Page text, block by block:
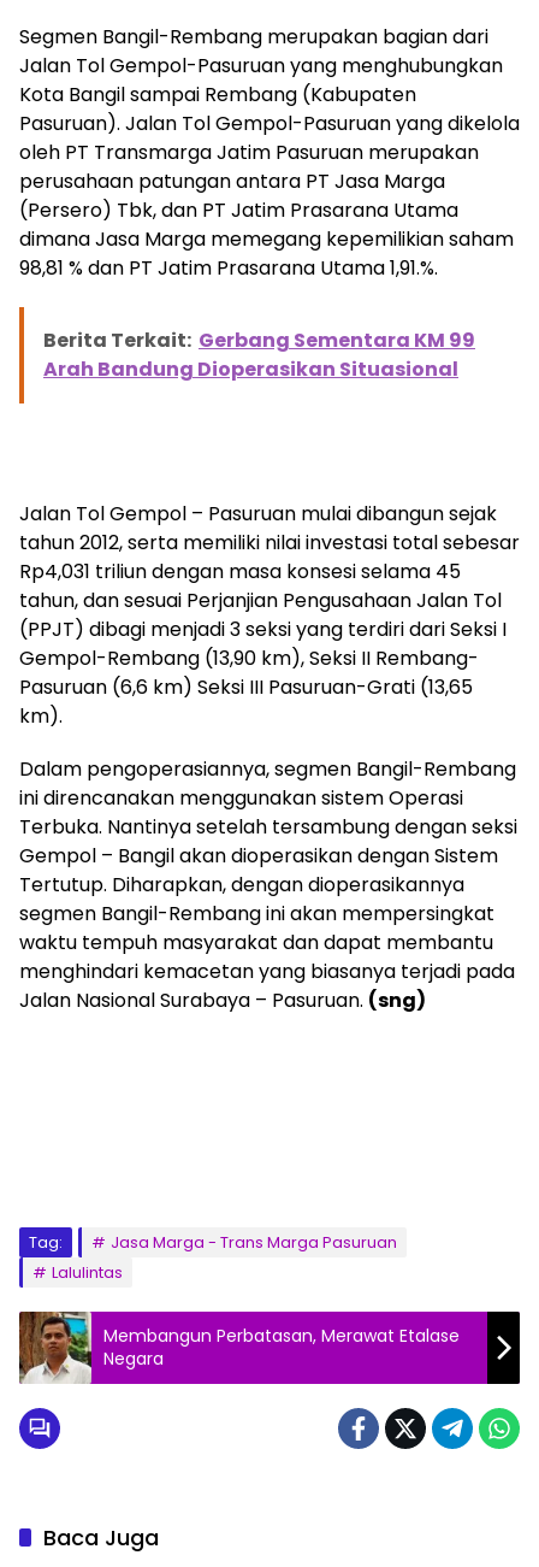
Segmen Bangil-Rembang merupakan bagian dari
Jalan Tol Gempol-Pasuruan yang menghubungkan
Kota Bangil sampai Rembang (Kabupaten
Pasuruan). Jalan Tol Gempol-Pasuruan yang dikelola
oleh PT Transmarga Jatim Pasuruan merupakan
perusahaan patungan antara PT Jasa Marga
(Persero) Tbk, dan PT Jatim Prasarana Utama
dimana Jasa Marga memegang kepemilikian saham
98,81 % dan PT Jatim Prasarana Utama 1,91.%.
Berita Terkait: Gerbang Sementara KM 99
Arah Bandung Dioperasikan Situasional
Jalan Tol Gempol – Pasuruan mulai dibangun sejak
tahun 2012, serta memiliki nilai investasi total sebesar
Rp4,031 triliun dengan masa konsesi selama 45
tahun, dan sesuai Perjanjian Pengusahaan Jalan Tol
(PPJT) dibagi menjadi 3 seksi yang terdiri dari Seksi I
Gempol-Rembang (13,90 km), Seksi II Rembang-
Pasuruan (6,6 km) Seksi III Pasuruan-Grati (13,65
km).
Dalam pengoperasiannya, segmen Bangil-Rembang
ini direncanakan menggunakan sistem Operasi
Terbuka. Nantinya setelah tersambung dengan seksi
Gempol – Bangil akan dioperasikan dengan Sistem
Tertutup. Diharapkan, dengan dioperasikannya
segmen Bangil-Rembang ini akan mempersingkat
waktu tempuh masyarakat dan dapat membantu
menghindari kemacetan yang biasanya terjadi pada
Jalan Nasional Surabaya – Pasuruan. (sng)
Tag:
Jasa Marga - Trans Marga Pasuruan
Lalulintas
Membangun Perbatasan, Merawat Etalase
Negara
Baca Juga